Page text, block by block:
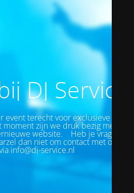
DJ Service!
eventterecht voor exclusieve top
moment zijn we druk bezig met het
website. Heb je vragen of
dan niet om contact met ons op
info@dj-service.nl